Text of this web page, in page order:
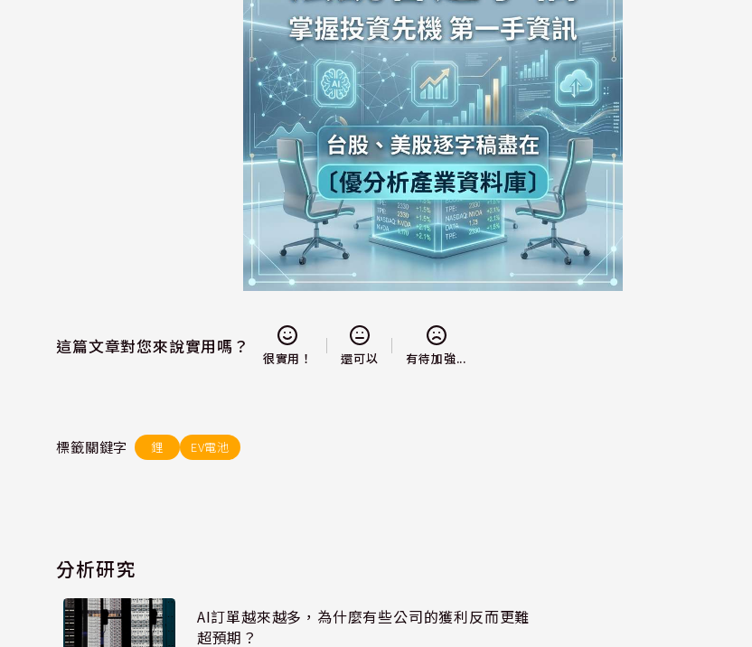
這篇文章對您來說實用嗎？
很實用！ 還可以 有待加強...
標籤關鍵字 鋰 EV電池
分析研究
AI訂單越來越多，為什麼有些公司的獲利反而更難
超預期？